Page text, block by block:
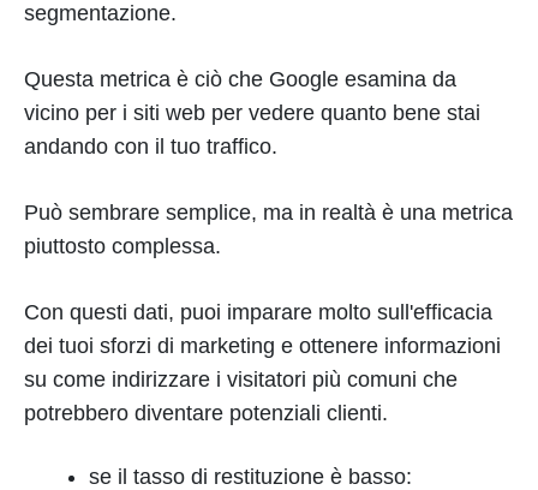
segmentazione.
Questa metrica è ciò che Google esamina da
vicino per i siti web per vedere quanto bene stai
andando con il tuo traffico.
Può sembrare semplice, ma in realtà è una metrica
piuttosto complessa.
Con questi dati, puoi imparare molto sull'efficacia
dei tuoi sforzi di marketing e ottenere informazioni
su come indirizzare i visitatori più comuni che
potrebbero diventare potenziali clienti.
se il tasso di restituzione è basso: